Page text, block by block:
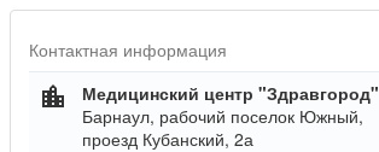
Контактная информация
location_city
Медицинский центр "Здравгород"
Барнаул, рабочий поселок Южный,
проезд Кубанский, 2а